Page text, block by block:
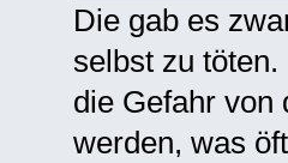
Die gab es
selbst zu
die Gefahr von
werden, was